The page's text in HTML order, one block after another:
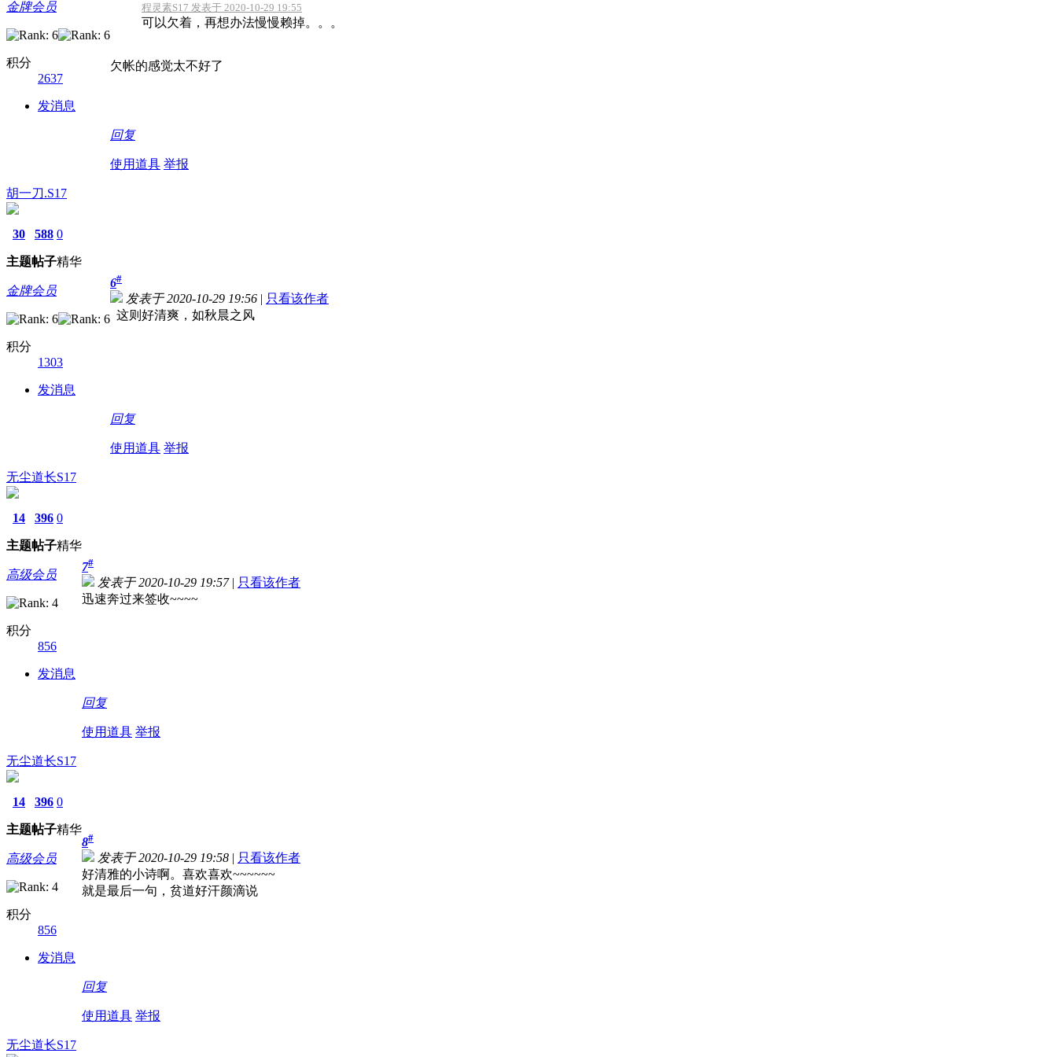
金牌会员
积分
2637
发消息
程灵素S17 发表于 2020-10-29 19:55
可以欠着，再想办法慢慢赖掉。。。
欠帐的感觉太不好了
回复
使用道具 举报
胡一刀.S17
30
主题
588
帖子
0
精华
金牌会员
积分
1303
发消息
6#
发表于 2020-10-29 19:56 | 只看该作者
这则好清爽，如秋晨之风
回复
使用道具 举报
无尘道长S17
14
主题
396
帖子
0
精华
高级会员
积分
856
发消息
7#
发表于 2020-10-29 19:57 | 只看该作者
迅速奔过来签收~~~~
回复
使用道具 举报
无尘道长S17
14
主题
396
帖子
0
精华
高级会员
积分
856
发消息
8#
发表于 2020-10-29 19:58 | 只看该作者
好清雅的小诗啊。喜欢喜欢~~~~~~
就是最后一句，贫道好汗颜滴说
回复
使用道具 举报
无尘道长S17